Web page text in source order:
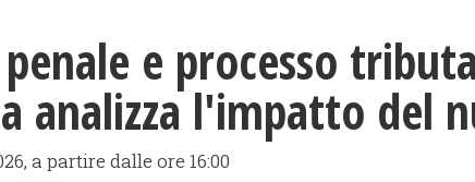
e processo
analizza l'impatto del
a partire dalle ore 16:00